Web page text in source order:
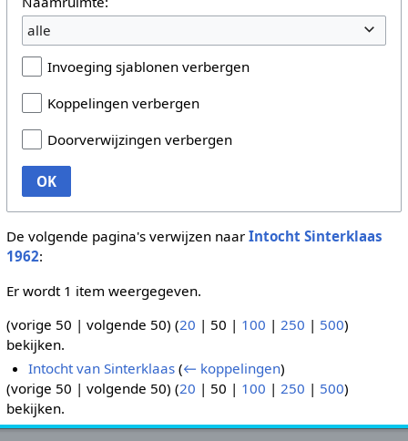
alle
Invoeging sjablonen verbergen
Koppelingen verbergen
Doorverwijzingen verbergen
OK
De volgende pagina's verwijzen naar Intocht Sinterklaas
1962:
Er wordt 1 item weergegeven.
(vorige 50 | volgende 50) (20 | 50 | 100 | 250 | 500)
bekijken.
Intocht van Sinterklaas (← koppelingen)
(vorige 50 | volgende 50) (20 | 50 | 100 | 250 | 500)
bekijken.